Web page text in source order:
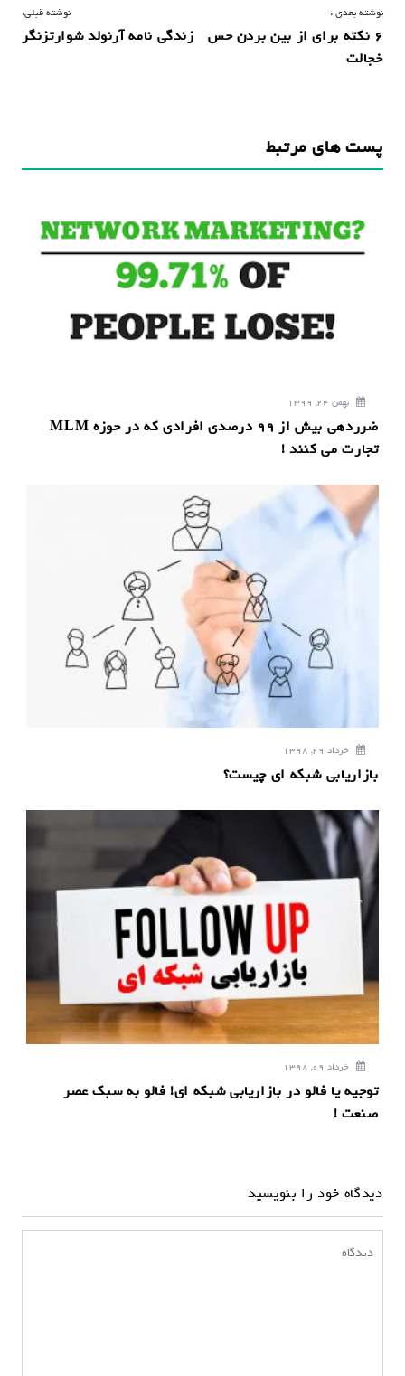
ر
ا
ی
نوشته قبلی:
زندگی نامه آرنولد شوارتزنگر
نوشته بعدی :
۶ نکته برای از بین بردن حس
خجالت
پست های مرتبط
بهمن 24, 1399
ضرردهی بیش از 99 درصدی افرادی که در حوزه MLM
تجارت می کنند !
خرداد 29, 1398
بازاریابی شبکه ای چیست؟
خرداد 09, 1398
توجیه یا فالو در بازاریابی شبکه ای! فالو به سبک عصر
صنعت !
دیدگاه خود را بنویسید